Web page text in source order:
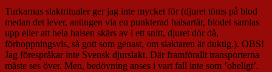
Turkarnas slaktritualer ger jag inte mycket för (djuret töms på blod
medan det lever, antingen via en punkterad halsartär, blodet samlas
upp eller att hela halsen skärs av i ett snitt, djuret dör då,
förhoppningsvis, så gott som genast, om slaktaren är duktig.). OBS!
Jag förespråkar inte Svensk djurslakt. Där framförallt transporterna
måste ses över. Men, bedövning anses i vart fall inte som ’oheligt’.